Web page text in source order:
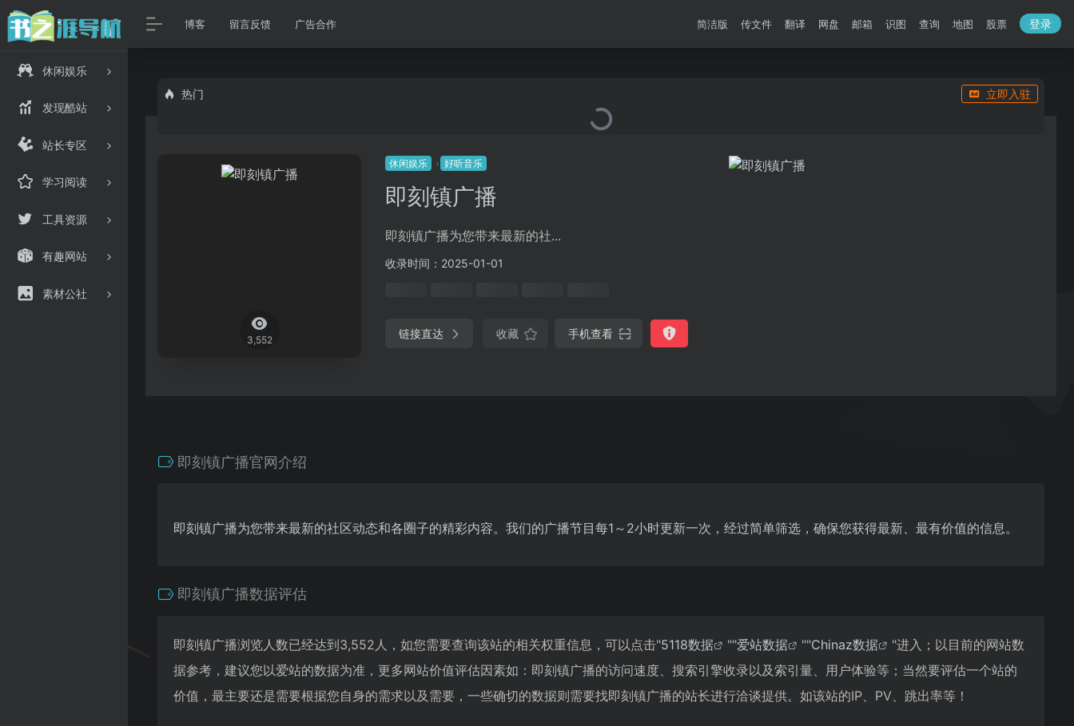
休闲娱乐
发现酷站
站长专区
学习阅读
工具资源
有趣网站
素材公社
博客 留言反馈 广告合作 简洁版 传文件 翻译 网盘 邮箱 识图 查询 地图 股票 登录
热门 立即入驻
3,552
休闲娱乐 好听音乐
即刻镇广播
即刻镇广播为您带来最新的社...
收录时间：2025-01-01
链接直达 收藏 手机查看
即刻镇广播官网介绍
即刻镇广播为您带来最新的社区动态和各圈子的精彩内容。我们的广播节目每1～2小时更新一次，经过简单筛选，确保您获得最新、最有价值的信息。
即刻镇广播数据评估
即刻镇广播浏览人数已经达到3,552人，如您需要查询该站的相关权重信息，可以点击"5118数据 ""爱站数据 ""Chinaz数据
"进入；以目前的网站数
据参考，建议您以爱站的数据为准，更多网站价值评估因素如：即刻镇广播的访问速度、搜索引擎收录以及索引量、用户体验等；当然要评估一个站的
价值，最主要还是需要根据您自身的需求以及需要，一些确切的数据则需要找即刻镇广播的站长进行洽谈提供。如该站的IP、PV、跳出率等！